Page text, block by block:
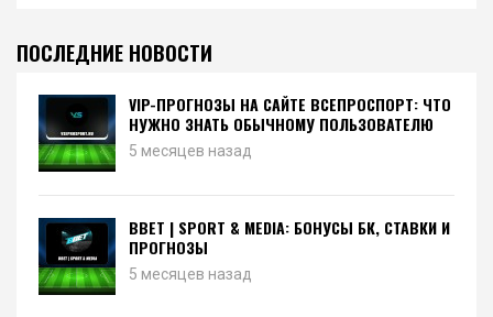
ПОСЛЕДНИЕ НОВОСТИ
VIP-ПРОГНОЗЫ НА САЙТЕ ВСЕПРОСПОРТ: ЧТО
НУЖНО ЗНАТЬ ОБЫЧНОМУ ПОЛЬЗОВАТЕЛЮ
5 месяцев назад
BBET | SPORT & MEDIA: БОНУСЫ БК, СТАВКИ И
ПРОГНОЗЫ
5 месяцев назад